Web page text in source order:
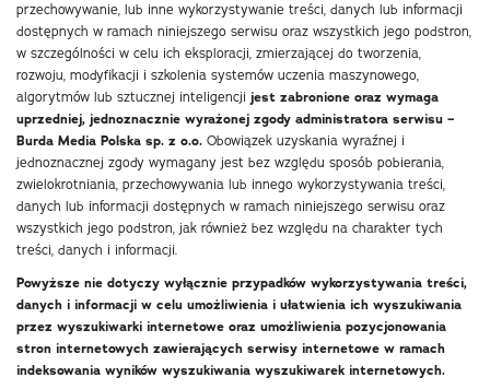
przechowywanie, lub inne wykorzystywanie treści, danych lub informacji
dostępnych w ramach niniejszego serwisu oraz wszystkich jego podstron,
w szczególności w celu ich eksploracji, zmierzającej do tworzenia,
rozwoju, modyfikacji i szkolenia systemów uczenia maszynowego,
algorytmów lub sztucznej inteligencji jest zabronione oraz wymaga
uprzedniej, jednoznacznie wyrażonej zgody administratora serwisu –
Burda Media Polska sp. z o.o. Obowiązek uzyskania wyraźnej i
jednoznacznej zgody wymagany jest bez względu sposób pobierania,
zwielokrotniania, przechowywania lub innego wykorzystywania treści,
danych lub informacji dostępnych w ramach niniejszego serwisu oraz
wszystkich jego podstron, jak również bez względu na charakter tych
treści, danych i informacji.
Powyższe nie dotyczy wyłącznie przypadków wykorzystywania treści,
danych i informacji w celu umożliwienia i ułatwienia ich wyszukiwania
przez wyszukiwarki internetowe oraz umożliwienia pozycjonowania
stron internetowych zawierających serwisy internetowe w ramach
indeksowania wyników wyszukiwania wyszukiwarek internetowych.